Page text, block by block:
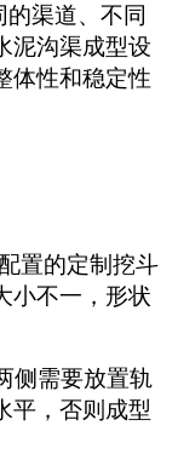
渠道、不同
泥沟渠成型设
体性和稳定性
置的定制挖斗
小不一，形状
侧需要放置轨
平，否则成型